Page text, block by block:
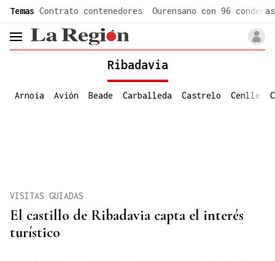
Temas Contrato contenedores Ourensano con 96 condenas
header.menu.open
Ribadavia
Arnoia Avión Beade Carballeda Castrelo Cenlle
El castillo de Ribadavia capta el interés
turístico
VISITAS GUIADAS